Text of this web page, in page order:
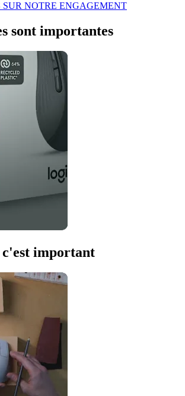
SUR NOTRE ENGAGEMENT
sont importantes
important